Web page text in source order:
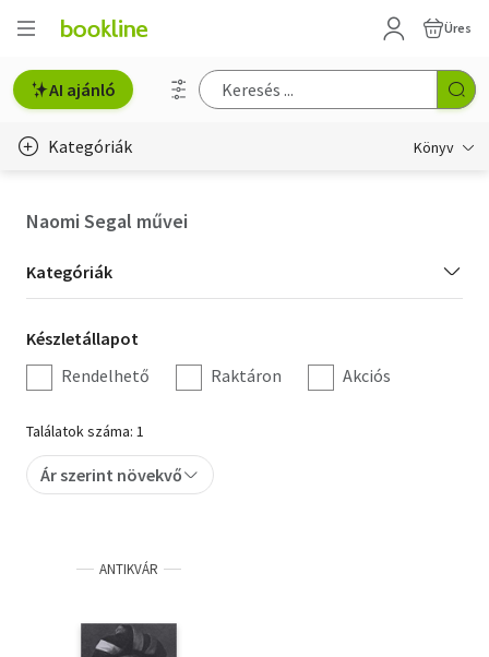
Üres
AI ajánló
Kategóriák Könyv
Hobbi, szabadidő
Irodalom
Művészet
Szakkönyv
Tankönyv, segédkönyv
Társadalomtudomány
Naomi Segal művei
Kategória
szűrés
Kategóriák
Készletállapot
szűrés
Készletállapot
Rendelhető
Raktáron Akciós
Találatok száma: 1
Ár szerint növekvő
ANTIKVÁR